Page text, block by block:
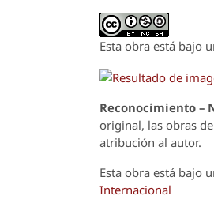
Esta obra está bajo
Reconocimiento –
original, las obras
atribución al autor.
Esta obra está bajo
Internacional